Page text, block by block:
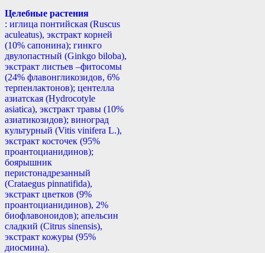
Целебные растения
: иглица понтийская (Ruscus
aculeatus), экстракт корней
(10% сапонина); гинкго
двулопастный (Ginkgo biloba),
экстракт листьев –фитосомы
(24% флавонгликозидов, 6%
терпенлактонов); центелла
азиатская (Hydrocotyle
asiatica), экстракт травы (10%
азиатикозидов); виноград
культурный (Vitis vinifera L.),
экстракт косточек (95%
проантоцианидинов);
боярышник
перистонадрезанный
(Crataegus pinnatifida),
экстракт цветков (9%
проантоцианидинов), 2%
биофлавоноидов); апельсин
сладкий (Citrus sinensis),
экстракт кожуры (95%
диосмина).